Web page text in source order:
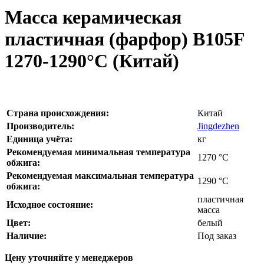
Масса керамическая
пластичная (фарфор) B105F
1270-1290°С (Китай)
Страна происхождения:
Китай
Производитель:
Jingdezhen
Единица учёта:
кг
Рекомендуемая минимальная температура
обжига:
1270 °С
Рекомендуемая максимальная температура
обжига:
1290 °С
Исходное состояние:
пластичная
масса
Цвет:
белый
Наличие:
Под заказ
Цену уточняйте у менеджеров